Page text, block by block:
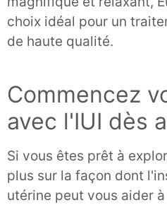
choix idéal pour un
de haute qualité.
Commencez
avec l'IUI dès
Si vous êtes prêt à
plus sur la façon dont
utérine peut vous aider